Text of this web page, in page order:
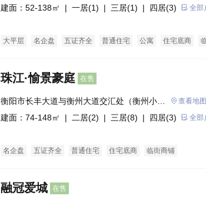
建面：52-138㎡ | 一居(1) | 三居(1) | 四居(3) 全部
大平层 名企盘 五证齐全 普通住宅 公寓 住宅底商
珠江·愉景豪庭 在售
衡阳市长丰大道与衡州大道交汇处（衡州小学
东）
查看地图
建面：74-148㎡ | 二居(2) | 三居(8) | 四居(3) 全部
名企盘 五证齐全 普通住宅 住宅底商 临街商铺
融冠爱城 在售